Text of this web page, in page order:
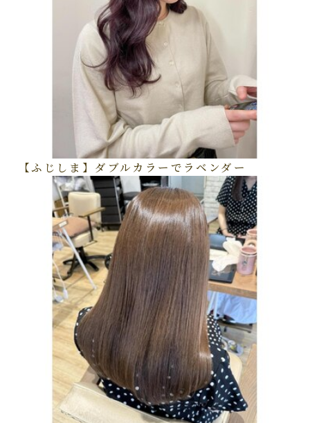
【ふじしま】ダブルカラーでラベンダー